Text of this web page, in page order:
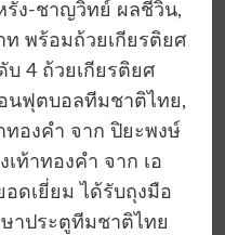
รั่ง-ชาญวิทย์ ผลชีวิน,
ท พร้อมถ้วยเกียรติยศ
บ 4 ถ้วยเกียรติยศ
นฟุตบอลทีมชาติไทย,
ทองคำ จาก ปิยะพงษ์
ท้าทองคำ จาก เอ
ดเยี่ยม ได้รับถุงมือ
าประตูทีมชาติไทย